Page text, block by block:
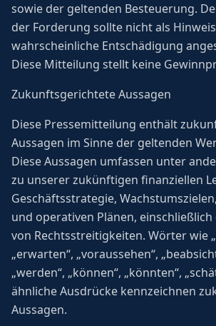
sowie der geltenden Besteuerung.
der Forderung sollte nicht als
wahrscheinliche Entschädigung
Diese Mitteilung stellt keine
Zukunftsgerichtete Aussagen
Diese Pressemitteilung enthält
Aussagen im Sinne der geltenden
Diese Aussagen umfassen unter
zu unserer zukünftigen finanziellen
Geschäftsstrategie,
und operativen Plänen, einschließlich
von Rechtsstreitigkeiten. Wörter wie
„erwarten“, „voraussehen“,
„werden“, „können“, „könnten“,
ähnliche Ausdrücke kennzeichnen
Aussagen.